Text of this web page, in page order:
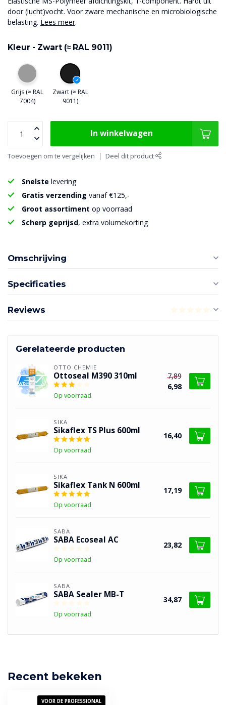
door (lucht)vocht. Voor zware mechanische en microbiologische
belasting. Lees meer.
Kleur - Zwart (≈ RAL 9011)
Grijs (≈ RAL
7004)
Zwart (≈ RAL
9011)
In winkelwagen
Toevoegen om te vergelijken Deel dit product
Snelste levering
Gratis verzending vanaf €125,-
Groot assortiment op voorraad
Scherp geprijsd, extra volumekorting
Omschrijving
Specificaties
Reviews
Gerelateerde producten
OTTO CHEMIE
Ottoseal M390 310ml
Op voorraad
7,89
6,98
SIKA
Sikaflex TS Plus 600ml
Op voorraad
16,40
SIKA
Sikaflex Tank N 600ml
Op voorraad
17,19
SABA
SABA Ecoseal AC
Op voorraad
23,82
SABA
SABA Sealer MB-T
Op voorraad
34,87
Recent bekeken
VOOR DE PROFESSIONAL